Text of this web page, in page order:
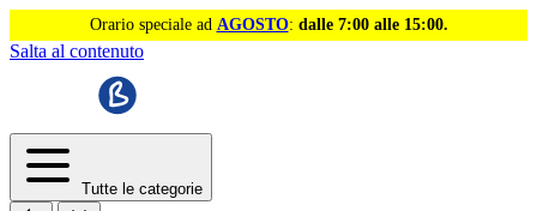
Orario speciale ad AGOSTO: dalle 7:00 alle 15:00.
Salta al contenuto
Tutte le categorie